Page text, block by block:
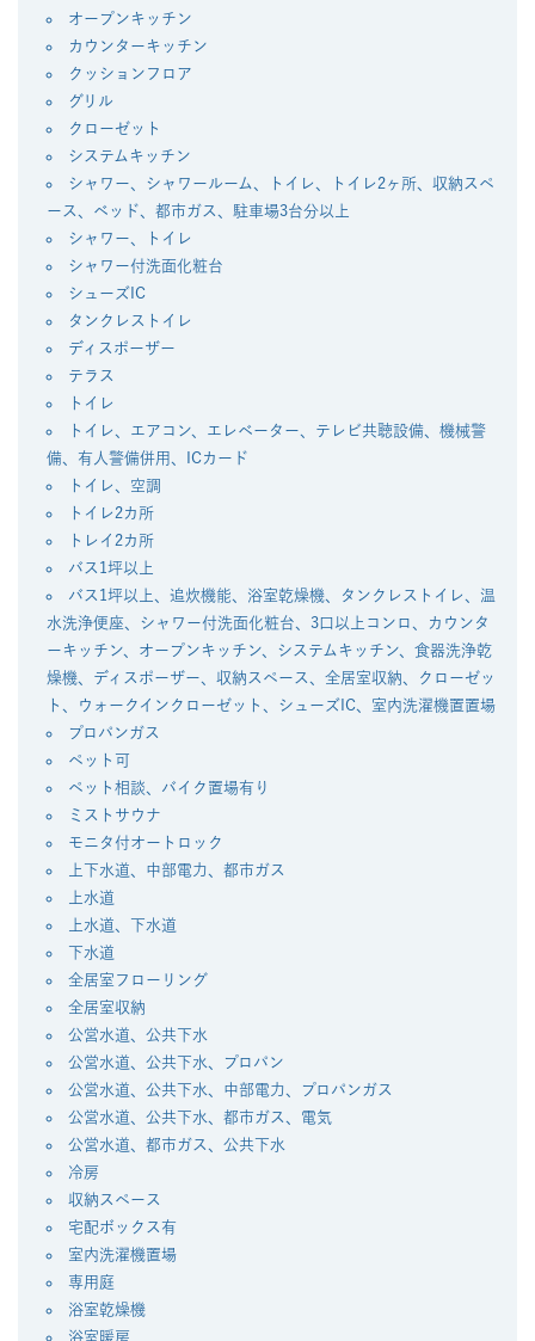
オープンキッチン
カウンターキッチン
クッションフロア
グリル
クローゼット
システムキッチン
シャワー、シャワールーム、トイレ、トイレ2ヶ所、収納スペ
ース、ベッド、都市ガス、駐車場3台分以上
シャワー、トイレ
シャワー付洗面化粧台
シューズIC
タンクレストイレ
ディスポーザー
テラス
トイレ
トイレ、エアコン、エレベーター、テレビ共聴設備、機械警
備、有人警備併用、ICカード
トイレ、空調
トイレ2カ所
トレイ2カ所
バス1坪以上
バス1坪以上、追炊機能、浴室乾燥機、タンクレストイレ、温
水洗浄便座、シャワー付洗面化粧台、3口以上コンロ、カウンタ
ーキッチン、オープンキッチン、システムキッチン、食器洗浄乾
燥機、ディスポーザー、収納スペース、全居室収納、クローゼッ
ト、ウォークインクローゼット、シューズIC、室内洗濯機置置場
プロパンガス
ペット可
ペット相談、バイク置場有り
ミストサウナ
モニタ付オートロック
上下水道、中部電力、都市ガス
上水道
上水道、下水道
下水道
全居室フローリング
全居室収納
公営水道、公共下水
公営水道、公共下水、プロパン
公営水道、公共下水、中部電力、プロパンガス
公営水道、公共下水、都市ガス、電気
公営水道、都市ガス、公共下水
冷房
収納スペース
宅配ボックス有
室内洗濯機置場
専用庭
浴室乾燥機
浴室暖房